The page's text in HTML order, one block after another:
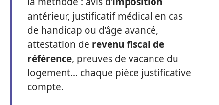
antérieur, justificatif médical en cas
de handicap ou d’âge avancé,
attestation de revenu fiscal de
référence, preuves de vacance du
logement… chaque pièce justificative
compte.